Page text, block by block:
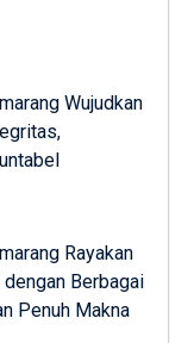
Wujudkan
Rayakan
Berbagai
Penuh Makna